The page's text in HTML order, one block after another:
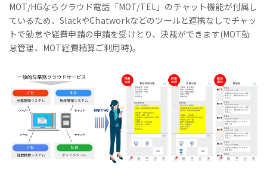
MOT/HGならクラウド電話「MOT/TEL」のチャット機能が付属し
ているため、SlackやChatworkなどのツールと連携なしでチャッ
トで勤怠や経費申請の申請を受けとり、決裁ができます(MOT勤
怠管理、MOT経費精算ご利用時)。